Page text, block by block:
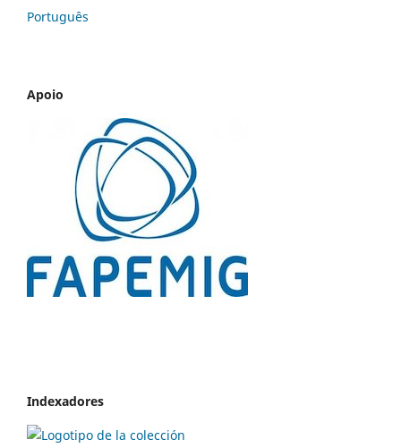
Português
Apoio
Indexadores